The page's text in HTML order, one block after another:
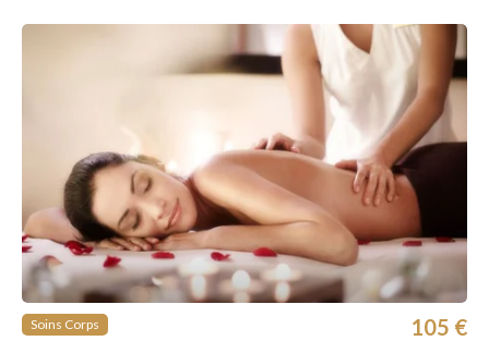
Soins Corps 105 €